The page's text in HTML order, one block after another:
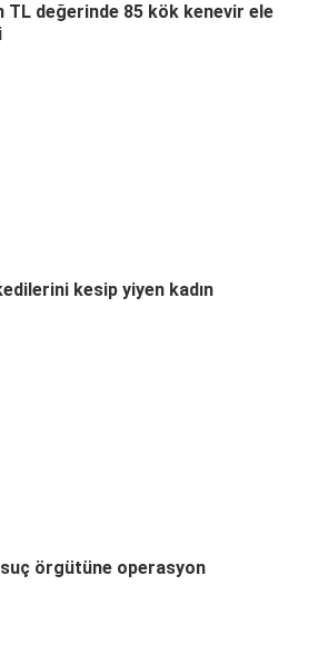
TL değerinde 85 kök kenevir ele
kesip yiyen kadın
örgütüne operasyon